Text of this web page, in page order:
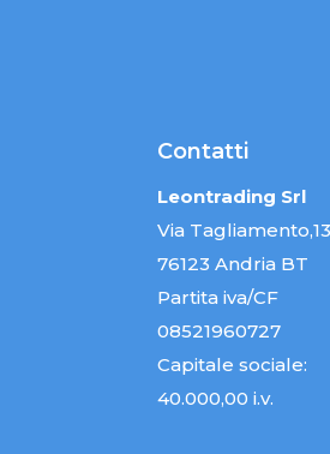
Contatti
Leontrading Srl
Via
76123 Andria BT
Partita iva/CF
08521960727
Capitale sociale:
40.000,00 i.v.